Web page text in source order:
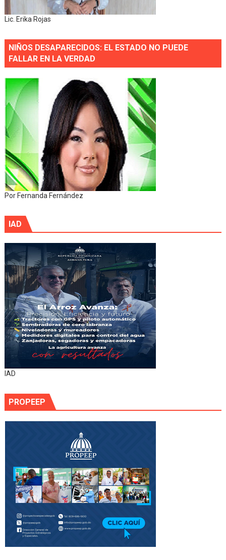
Lic. Erika Rojas
NIÑOS DESAPARECIDOS: EL ESTADO NO PUEDE
FALLAR EN LA VERDAD
Por Fernanda Fernández
IAD
IAD
PROPEEP